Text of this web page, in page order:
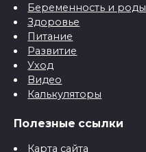
Беременность и роды
Здоровье
Питание
Развитие
Уход
Видео
Калькуляторы
Полезные ссылки
Карта сайта